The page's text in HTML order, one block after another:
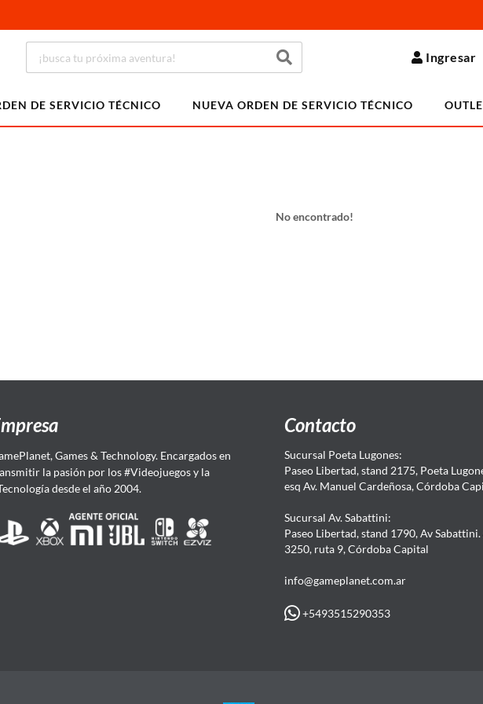
Ingresar
DE SERVICIO TÉCNICO NUEVA ORDEN DE SERVICIO TÉCNICO
No encontrado!
Games & Technology. Encargados en
la pasión por los #Videojuegos y la
desde el año 2004.
Contacto
Sucursal Poeta Lugones:
Paseo Libertad, stand 2175, Poeta
esq Av. Manuel Cardeñosa, Córdoba
Sucursal Av. Sabattini:
Paseo Libertad, stand 1790, Av
3250, ruta 9, Córdoba Capital
info@gameplanet.com.ar
+5493515290353